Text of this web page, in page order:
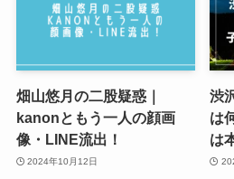
畑山悠月の二股疑惑｜
kanonともう一人の顔画
像・LINE流出！
2024年10月12日
渋
は
は